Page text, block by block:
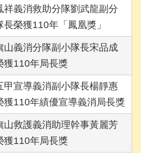
祥義消救助分隊劉武龍副分
長榮獲110年「鳳凰獎」
山義消分隊副小隊長宋品成
獲110年局長獎
甲宣導義消副小隊長楊靜惠
獲110年績優宣導義消局長獎
山救護義消助理幹事黃麗芳
獲110年局長獎